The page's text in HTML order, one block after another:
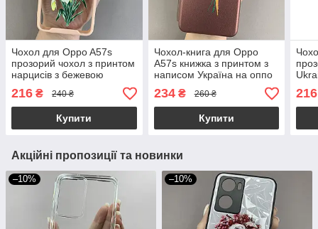
Чохол для Oppo A57s
прозорий чохол з принтом
нарцисів з бежевою
рамкою на телефон оппо
а57с q07j
216 ₴ 240 ₴
Купити
Чохол-книга для Oppo
A57s книжка з принтом з
написом Україна на оппо
а57с бордова q04j
234₴ 260 ₴
Купити
а15
216
Акційні пропозиції та новинки
–10% –10%